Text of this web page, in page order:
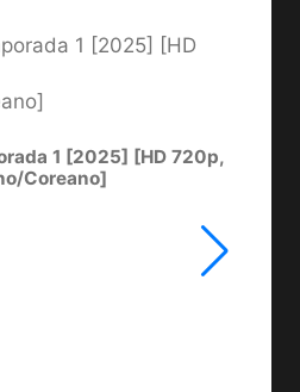
1 [2025] [HD 720p,
Coreano]